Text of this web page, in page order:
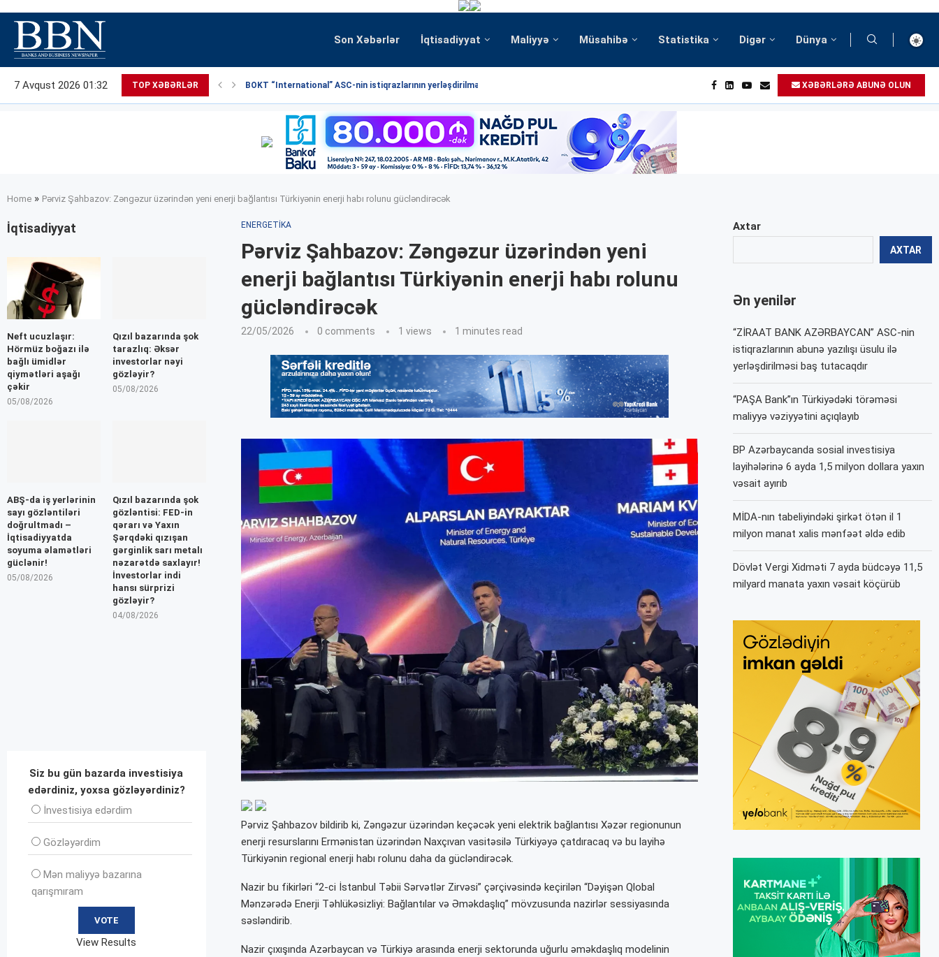
Son Xəbərlər İqtisadiyyat Maliyyə Müsahibə Statistika Digər Dünya
7 Avqust 2026 01:32 TOP XƏBƏRLƏR BOKT “International” ASC-nin istiqrazlarının yerləşdirilməsi üzrə hərrac yekunlaşmışdır XƏBƏRLƏRƏ ABUNƏ OLUN
Home » Pərviz Şahbazov: Zəngəzur üzərindən yeni enerji bağlantısı Türkiyənin enerji habı rolunu gücləndirəcək
ENERGETIKA
Pərviz Şahbazov: Zəngəzur üzərindən yeni
enerji bağlantısı Türkiyənin enerji habı rolunu
gücləndirəcək
22/05/2026 0 comments 1 views 1 minutes read
Pərviz Şahbazovbildirib ki, Zəngəzur üzərindən keçəcək yeni elektrik bağlantısı Xəzər regionunun
enerji resurslarını Ermənistan üzərindən Naxçıvan vasitəsilə Türkiyəyə çatdıracaq və bu layihə
Türkiyənin regional enerji habı rolunu daha da gücləndirəcək.
Nazir bu fikirləri “2-ci İstanbul Təbii Sərvətlər Zirvəsi” çərçivəsində keçirilən “Dəyişən Qlobal
Mənzərədə Enerji Təhlükəsizliyi: Bağlantılar və Əməkdaşlıq” mövzusunda nazirlər sessiyasında
səsləndirib.
Nazir çıxışında Azərbaycan və Türkiyə arasında enerji sektorunda uğurlu əməkdaşlıq modelinin
Axtar
AXTAR
Ən yenilər
“ZİRAAT BANK AZƏRBAYCAN” ASC-nin
istiqrazlarının abunə yazılışı üsulu ilə
yerləşdirilməsi baş tutacaqdır
“PAŞA Bank”ın Türkiyədəki törəməsi
maliyyə vəziyyətini açıqlayıb
BP Azərbaycanda sosial investisiya
layihələrinə 6 ayda 1,5 milyon dollara yaxın
vəsait ayırıb
MİDA-nın tabeliyindəki şirkət ötən il 1
milyon manat xalis mənfəət əldə edib
Dövlət Vergi Xidməti 7 ayda büdcəyə 11,5
milyard manata yaxın vəsait köçürüb
İqtisadiyyat
Neft ucuzlaşır:
Hörmüz boğazı ilə
bağlı ümidlər
qiymətləri aşağı
çəkir
05/08/2026
Qızıl bazarında şok
tarazlıq: Əksər
investorlar nəyi
gözləyir?
05/08/2026
ABŞ-da iş yerlərinin
sayı gözləntiləri
doğrultmadı –
İqtisadiyyatda
soyuma əlamətləri
güclənir!
05/08/2026
Qızıl bazarında şok
gözləntisi: FED-in
qərarı və Yaxın
Şərqdəki qızışan
gərginlik sarı metalı
nəzarətdə saxlayır!
İnvestorlar indi
hansı sürprizi
gözləyir?
04/08/2026
Siz bu gün bazarda investisiya
edərdiniz, yoxsa gözləyərdiniz?
İnvеstisiya edərdim
Gözləyərdim
Mən maliyyə bazarına
qarışmıram
View Results